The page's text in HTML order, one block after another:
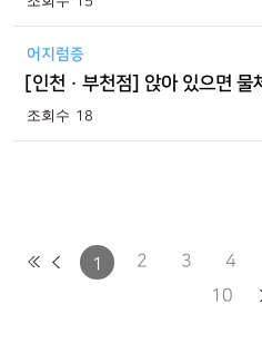
어지럼증
[인천 · 부천점] 앉아 있으면
18
1 2 3 4
10